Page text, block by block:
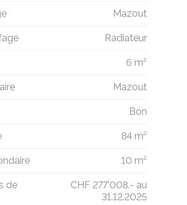
Mazout
Radiateur
6 m²
Mazout
Bon
84 m²
10 m²
de
CHF 277'008.- au
31.12.2025